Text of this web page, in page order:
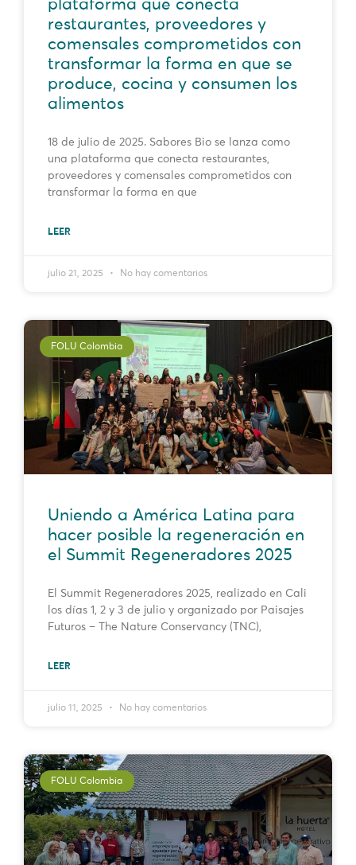
plataforma que conecta
restaurantes, proveedores y
comensales comprometidos con
transformar la forma en que se
produce, cocina y consumen los
alimentos
18 de julio de 2025. Sabores Bio se lanza como
una plataforma que conecta restaurantes,
proveedores y comensales comprometidos con
transformar la forma en que
LEER
julio 21, 2025 No hay comentarios
FOLU Colombia
Uniendo a América Latina para
hacer posible la regeneración en
el Summit Regeneradores 2025
El Summit Regeneradores 2025, realizado en Cali
los días 1, 2 y 3 de julio y organizado por Paisajes
Futuros – The Nature Conservancy (TNC),
LEER
julio 11, 2025 No hay comentarios
FOLU Colombia